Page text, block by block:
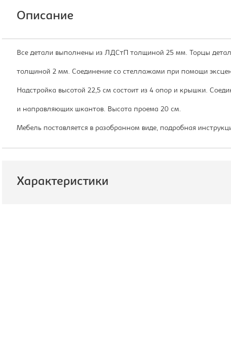
Описание
Все детали выполнены из ЛДСтП толщиной 25 мм. Торцы
толщиной 2 мм. Соединение со стеллажами при помощи
Надстройка высотой 22,5 см состоит из 4 опор и крышки.
и направляющих шкантов. Высота проема 20 см.
Мебель поставляется в разобранном виде, подробная
Характеристики